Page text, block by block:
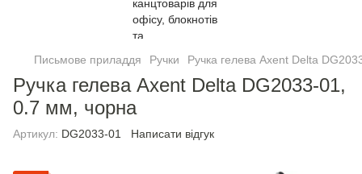
Письмове приладдя Ручки Ручка гелева Axent Delta
Ручка гелева Axent Delta DG2033-01,
0.7 мм, чорна
Артикул: DG2033-01 Написати відгук